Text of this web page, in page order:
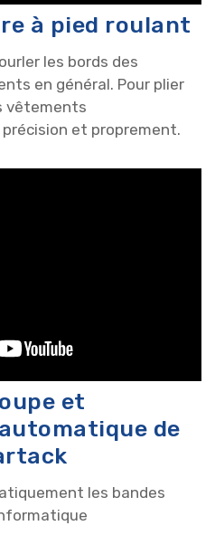
à pied roulant
les bords des
en général. Pour plier
vêtements
et proprement.
et
de
les bandes